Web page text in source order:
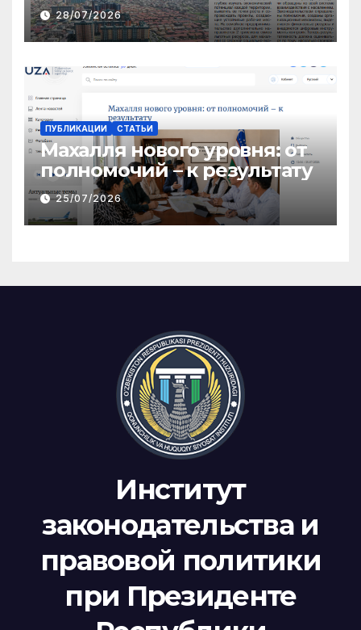
28/07/2026
ПУБЛИКАЦИИ СТАТЬИ
Махалля нового уровня: от
полномочий – к результату
25/07/2026
Институт
законодательства и
правовой политики
при Президенте